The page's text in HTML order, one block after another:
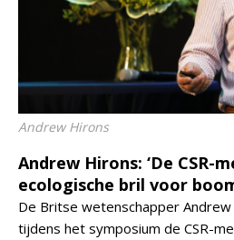
Andrew Hirons
Andrew Hirons: ‘De CSR-
ecologische bril voor
De Britse wetenschapper
tijdens het symposium de CSR-